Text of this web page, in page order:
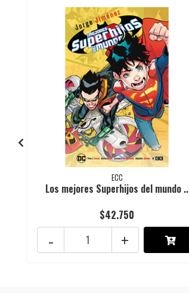
ECC
Los mejores Superhijos del mundo ..
$42.750
+
-